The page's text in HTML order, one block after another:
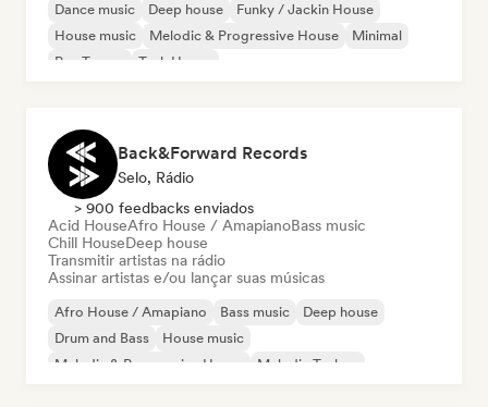
Dance music Deep house
Funky / Jackin House
House music
Melodic & Progressive House
Minimal
Psy-Trance
Tech House
Back&Forward Records
Selo, Rádio
> 900 feedbacks enviados
Acid HouseAfro House / AmapianoBass music
Chill HouseDeep house
Transmitir artistas na rádio
Assinar artistas e/ou lançar suas músicas
Afro House / Amapiano Bass music
Deep house
Drum and Bass
House music
Melodic & Progressive House
Melodic Techno